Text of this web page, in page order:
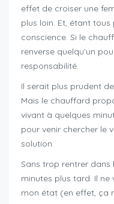
effet de croiser une
plus loin. Et, étant
conscience. Si le
renverse quelqu’un
responsabilité.
Il serait plus prudent
Mais le chauffard
vivant à quelques
pour venir chercher le
solution.
Sans trop rentrer dans
minutes plus tard. Il ne
mon état (en effet, ça